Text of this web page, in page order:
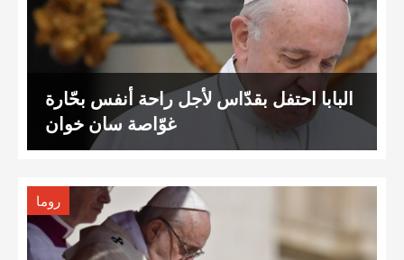
البابا احتفل بقدّاس لأجل راحة أنفس بحّارة
غوّاصة سان خوان
روما